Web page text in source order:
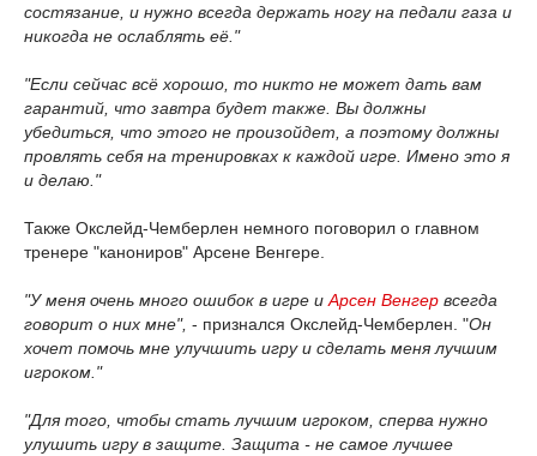
состязание, и нужно всегда держать ногу на педали газа и
никогда не ослаблять её."
"Если сейчас всё хорошо, то никто не может дать вам
гарантий, что завтра будет также. Вы должны
убедиться, что этого не произойдет, а поэтому должны
провлять себя на тренировках к каждой игре. Имено это я
и делаю."
Также Окслейд-Чемберлен немного поговорил о главном
тренере "канониров" Арсене Венгере.
"У меня очень много ошибок в игре иАрсен Венгер всегда
говорит о них мне", - признался Окслейд-Чемберлен. "Он
хочет помочь мне улучшить игру и сделать меня лучшим
игроком."
"Для того, чтобы стать лучшим игроком, сперва нужно
улушить игру в защите. Защита - не самое лучшее